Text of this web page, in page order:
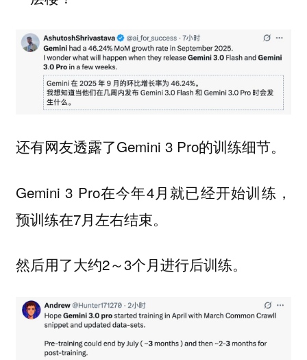
还有网友透露了Gemini 3 Pro的训练细节。
Gemini 3 Pro在今年4月就已经开始训练，
预训练在7月左右结束。
然后用了大约2～3个月进行后训练。